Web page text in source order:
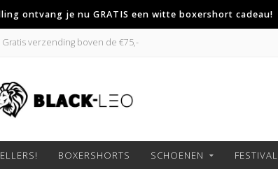
ontvang je nu GRATIS een witte boxershort cadeau!
Gratis verzending boven de €75,-
BOXERSHORTS SCHOENEN FESTIVAL